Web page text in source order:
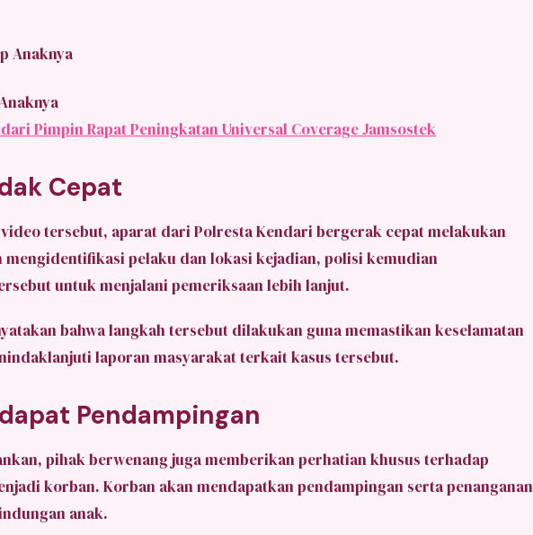
Pimpin Rapat Peningkatan Universal Coverage Jamsostek
Cepat
tersebut, aparat dari Polresta Kendari bergerak cepat melakukan
mengidentifikasi pelaku dan lokasi kejadian, polisi kemudian
untuk menjalani pemeriksaan lebih lanjut.
bahwa langkah tersebut dilakukan guna memastikan keselamatan
laporan masyarakat terkait kasus tersebut.
Pendampingan
pihak berwenang juga memberikan perhatian khusus terhadap
korban. Korban akan mendapatkan pendampingan serta penanganan
anak.